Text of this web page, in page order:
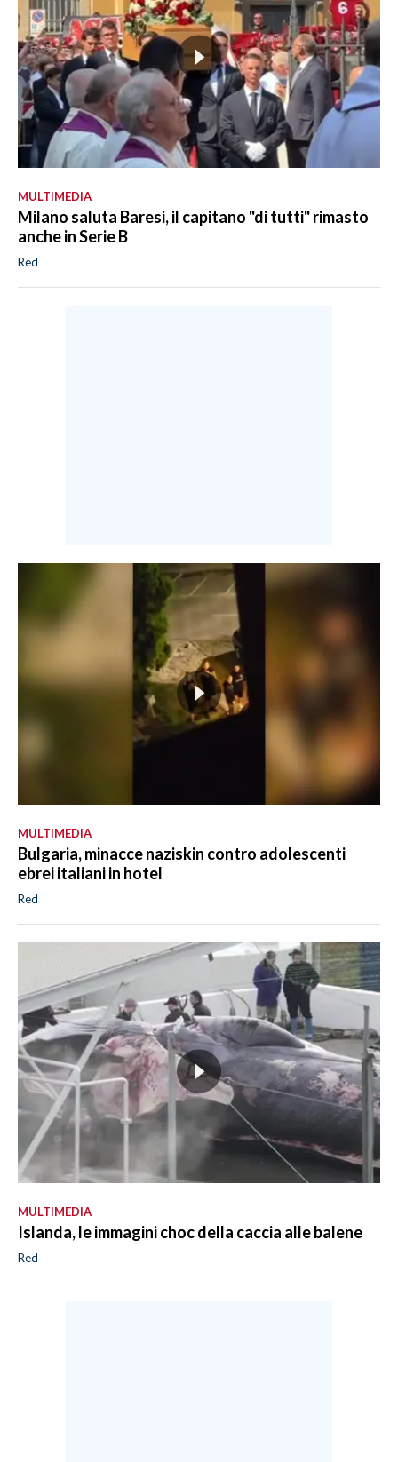
MULTIMEDIA
Milano saluta Baresi, il capitano "di tutti" rimasto
anche in Serie B
Red
MULTIMEDIA
Bulgaria, minacce naziskin contro adolescenti
ebrei italiani in hotel
Red
MULTIMEDIA
Islanda, le immagini choc della caccia alle balene
Red